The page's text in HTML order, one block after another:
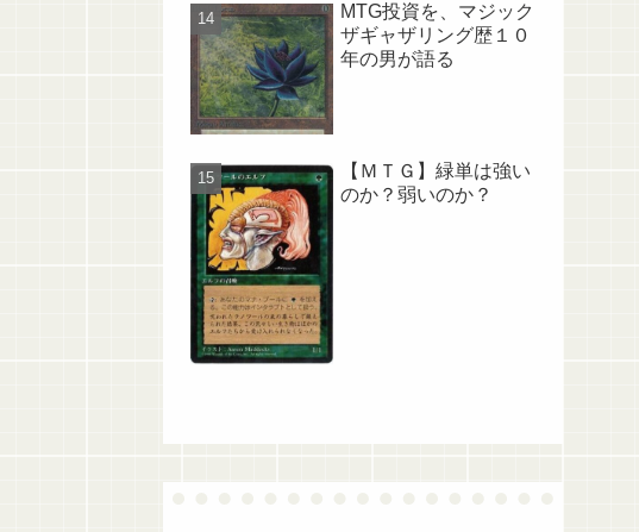
MTG投資を、マジック
ザギャザリング歴１０
年の男が語る
【ＭＴＧ】緑単は強い
のか？弱いのか？